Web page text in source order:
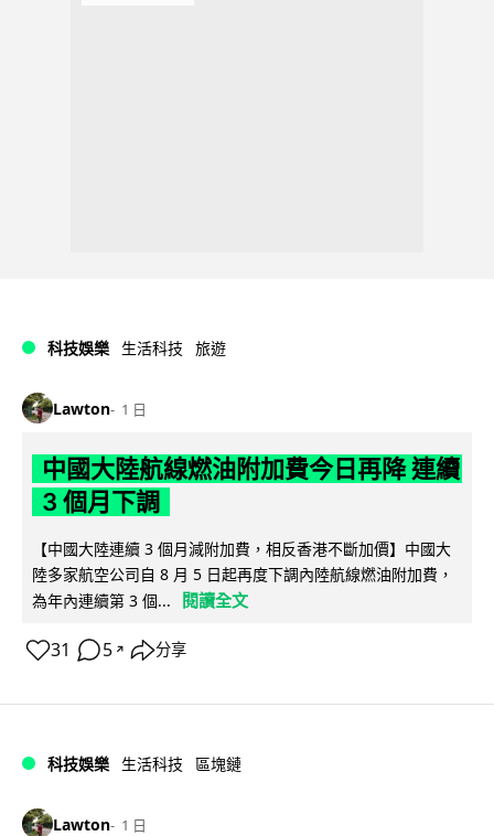
科技娛樂 生活科技 旅遊
Lawton 1 日
中國大陸航線燃油附加費今日再降 連續
3 個月下調
【中國大陸連續 3 個月減附加費，相反香港不斷加價】中國大
陸多家航空公司自 8 月 5 日起再度下調內陸航線燃油附加費，
為年內連續第 3 個...
閱讀全文
31 5 ↗ 分享
科技娛樂 生活科技 區塊鏈
Lawton 1 日